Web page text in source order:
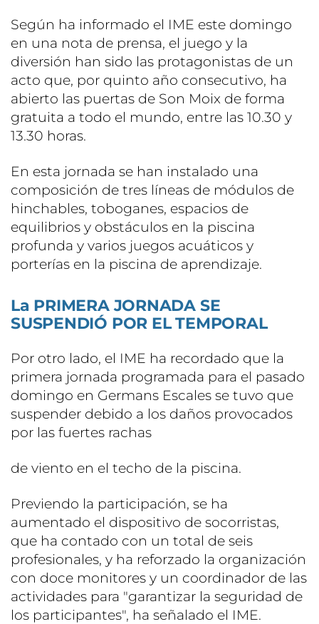
Según ha informado el IME este domingo
en una nota de prensa, el juego y la
diversión han sido las protagonistas de un
acto que, por quinto año consecutivo, ha
abierto las puertas de Son Moix de forma
gratuita a todo el mundo, entre las 10.30 y
13.30 horas.
En esta jornada se han instalado una
composición de tres líneas de módulos de
hinchables, toboganes, espacios de
equilibrios y obstáculos en la piscina
profunda y varios juegos acuáticos y
porterías en la piscina de aprendizaje.
La PRIMERA JORNADA SE
SUSPENDIÓ POR EL TEMPORAL
Por otro lado, el IME ha recordado que la
primera jornada programada para el pasado
domingo en Germans Escales se tuvo que
suspender debido a los daños provocados
por las fuertes rachas
de viento en el techo de la piscina.
Previendo la participación, se ha
aumentado el dispositivo de socorristas,
que ha contado con un total de seis
profesionales, y ha reforzado la organización
con doce monitores y un coordinador de las
actividades para "garantizar la seguridad de
los participantes", ha señalado el IME.